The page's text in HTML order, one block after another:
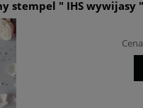
stempel " IHS wywijasy "